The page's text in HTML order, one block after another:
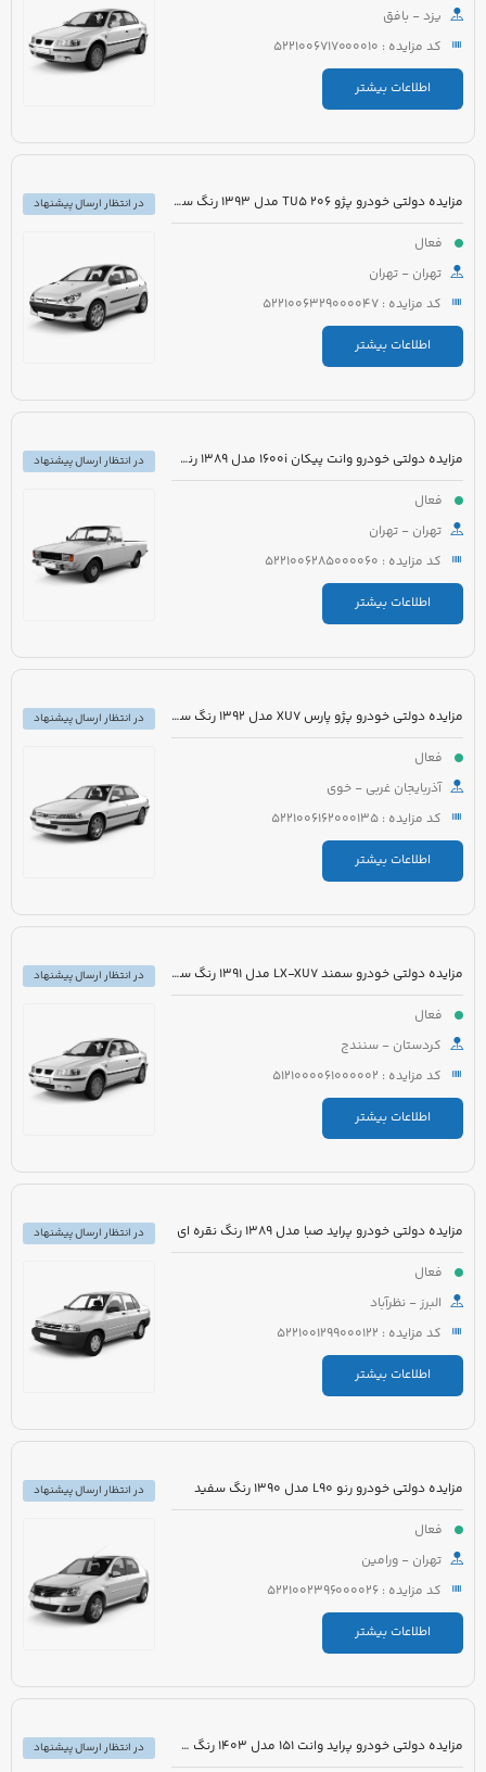
یزد - بافق
کد مزایده : 5221006717000010
اطلاعات بیشتر
مزایده دولتی خودرو پژو 206 TU5 مدل 1393 رنگ سفید
فعال
تهران - تهران
کد مزایده : 5221006329000047
اطلاعات بیشتر
در انتظار ارسال پیشنهاد
مزایده دولتی خودرو وانت پیکان 1600i مدل 1389 رنگ سفید روغنی
فعال
تهران - تهران
کد مزایده : 5221006285000060
اطلاعات بیشتر
در انتظار ارسال پیشنهاد
مزایده دولتی خودرو پژو پارس XU7 مدل 1392 رنگ سفید
فعال
آذربایجان غربی - خوی
کد مزایده : 5221006162000135
اطلاعات بیشتر
در انتظار ارسال پیشنهاد
مزایده دولتی خودرو سمند LX-XU7 مدل 1391 رنگ سفید
فعال
کردستان - سنندج
کد مزایده : 5121000061000002
اطلاعات بیشتر
در انتظار ارسال پیشنهاد
مزایده دولتی خودرو پراید صبا مدل 1389 رنگ نقره ای
فعال
البرز - نظرآباد
کد مزایده : 5221001299000122
اطلاعات بیشتر
در انتظار ارسال پیشنهاد
مزایده دولتی خودرو رنو L90 مدل 1390 رنگ سفید
فعال
تهران - ورامین
کد مزایده : 5221002396000026
اطلاعات بیشتر
در انتظار ارسال پیشنهاد
مزایده دولتی خودرو پراید وانت 151 مدل 1403 رنگ سفید صدفی
در انتظار ارسال پیشنهاد